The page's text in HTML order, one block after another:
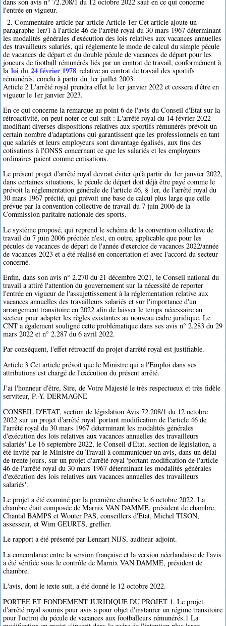
dans son avis n° 72.208/1 du 12 octobre 2022 sauf en ce qui concerne
l'entrée en vigueur.
2. Commentaire article par article Article 1er Cet article ajoute un
paragraphe 1er/1 à l'article 46 de l'arrêté royal du 30 mars 1967 déterminant
les modalités générales d'exécution des lois relatives aux vacances annuelles
des travailleurs salariés, qui réglemente le mode de calcul du simple pécule
de vacances de départ et du double pécule de vacances de départ pour les
joueurs de football rémunérés liés par un contrat de travail, conformément à
la loi du 24 février 1978 relative au contrat de travail des sportifs
rémunérés, conclu à partir du 1er juillet 2003.
Article 2 L'arrêté royal prendra effet le 1er janvier 2022 et cessera d'être en
vigueur le 1er janvier 2023.
En ce qui concerne la remarque au point 6 de l'avis du Conseil d'Etat sur la
rétroactivité, on peut noter ce qui suit : L'arrêté royal du 14 février 2022
modifiant diverses dispositions relatives aux sportifs rémunérés prévoit un
certain nombre d'adaptations qui garantissent que les professionnels en tant
que salariés et leurs employeurs sont davantage égalisés, aux fins des
cotisations à l'ONSS concernant ce que les salariés et les employeurs
ordinaires paient comme cotisations.
Le présent projet d'arrêté royal devrait éviter qu'à partir du 1er janvier 2022,
dans certaines situations, le pécule de départ doit déjà être payé comme le
prévoit la réglementation générale de l'article 46, § 1er, de l'arrêté royal du
30 mars 1967 précité, qui prévoit une base de calcul plus large que celle
prévue par la convention collective de travail du 7 juin 2006 de la
Commission paritaire nationale des sports.
Le système proposé, qui reprend le schéma de la convention collective de
travail du 7 juin 2006 précitée n'est, en outre, applicable que pour les
pécules de vacances de départ de l'année d'exercice de vacances 2022/année
de vacances 2023 et a été réalisé en concertation et avec l'accord du secteur
concerné.
Enfin, dans son avis n° 2.270 du 21 décembre 2021, le Conseil national du
travail a attiré l'attention du gouvernement sur la nécessité de reporter
l'entrée en vigueur de l'assujettissement à la réglementation relative aux
vacances annuelles des travailleurs salariés et sur l'importance d'un
arrangement transitoire en 2022 afin de laisser le temps nécessaire au
secteur pour adapter les règles existantes au nouveau cadre juridique. Le
CNT a également souligné cette problématique dans ses avis n° 2.283 du 29
mars 2022 et n° 2.287 du 6 avril 2022.
Par conséquent, l'effet rétroactif du projet d'arrêté royal est justifiable.
Article 3 Cet article prévoit que le Ministre qui a l'Emploi dans ses
attributions est chargé de l'exécution du présent arrêté.
J'ai l'honneur d'être, Sire, de Votre Majesté le très respectueux et très fidèle
serviteur, P.-Y. DERMAGNE
CONSEIL D'ETAT, section de législation Avis 72.208/1 du 12 octobre
2022 sur un projet d'arrêté royal 'portant modification de l'article 46 de
l'arrêté royal du 30 mars 1967 déterminant les modalités générales
d'exécution des lois relatives aux vacances annuelles des travailleurs
salariés' Le 16 septembre 2022, le Conseil d'Etat, section de législation, a
été invité par le Ministre du Travail à communiquer un avis, dans un délai
de trente jours, sur un projet d'arrêté royal 'portant modification de l'article
46 de l'arrêté royal du 30 mars 1967 déterminant les modalités générales
d'exécution des lois relatives aux vacances annuelles des travailleurs
salariés'.
Le projet a été examiné par la première chambre le 6 octobre 2022. La
chambre était composée de Marnix VAN DAMME, président de chambre,
Chantal BAMPS et Wouter PAS, conseillers d'Etat, Michel TISON,
assesseur, et Wim GEURTS, greffier.
Le rapport a été présenté par Lennart NIJS, auditeur adjoint.
La concordance entre la version française et la version néerlandaise de l'avis
a été vérifiée sous le contrôle de Marnix VAN DAMME, président de
chambre.
L'avis, dont le texte suit, a été donné le 12 octobre 2022.
PORTEE ET FONDEMENT JURIDIQUE DU PROJET 1. Le projet
d'arrêté royal soumis pour avis a pour objet d'instaurer un régime transitoire
pour l'octroi du pécule de vacances aux footballeurs rémunérés.1 La